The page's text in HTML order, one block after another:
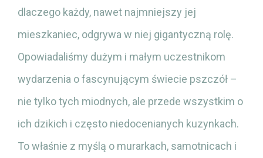
dlaczego każdy, nawet najmniejszy jej
mieszkaniec, odgrywa w niej gigantyczną rolę.
Opowiadaliśmy dużym i małym uczestnikom
wydarzenia o fascynującym świecie pszczół –
nie tylko tych miodnych, ale przede wszystkim o
ich dzikich i często niedocenianych kuzynkach.
To właśnie z myślą o murarkach, samotnicach i